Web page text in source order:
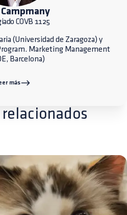
Campmany
COVB 1125
(Universidad de Zaragoza) y
Marketing Management
Barcelona)
más